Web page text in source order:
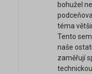
bohužel
téma
Tento
naše
zaměřují